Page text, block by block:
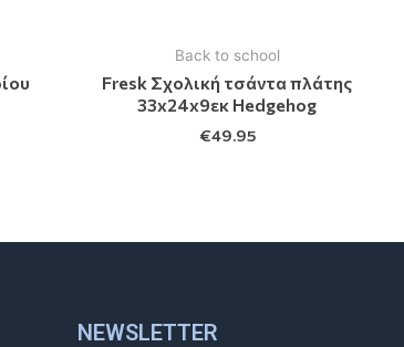
Back to school
Fresk Σχολική τσάντα πλάτης
33x24x9εκ Hedgehog
€49.95
NEWSLETTER